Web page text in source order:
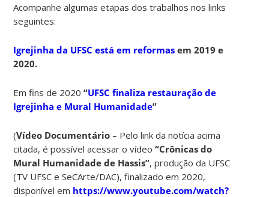
Acompanhe algumas etapas dos trabalhos nos links
seguintes:
Igrejinha da UFSC está em reformas em 2019 e
2020.
Em fins de 2020 “UFSC finaliza restauração de
Igrejinha e Mural Humanidade”
(Vídeo Documentário – Pelo link da notícia acima
citada, é possível acessar o vídeo“Crônicas do
Mural Humanidade de Hassis”, produção da UFSC
(TV UFSC e SeCArte/DAC), finalizado em 2020,
disponível em https://www.youtube.com/watch?